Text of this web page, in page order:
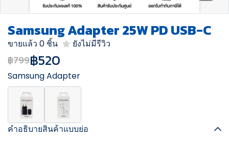
Samsung Adapter 25W PD USB-C
ขายแล้ว 0 ชิ้น ยังไม่มีรีวิว
฿799฿520
Samsung Adapter
คำอธิบายสินค้าแบบย่อ